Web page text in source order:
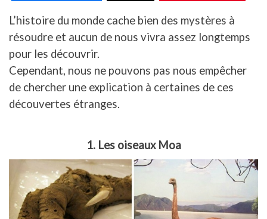
L’histoire du monde cache bien des mystères à
résoudre et aucun de nous vivra assez longtemps
pour les découvrir.
Cependant, nous ne pouvons pas nous empêcher
de chercher une explication à certaines de ces
découvertes étranges.
1. Les oiseaux Moa